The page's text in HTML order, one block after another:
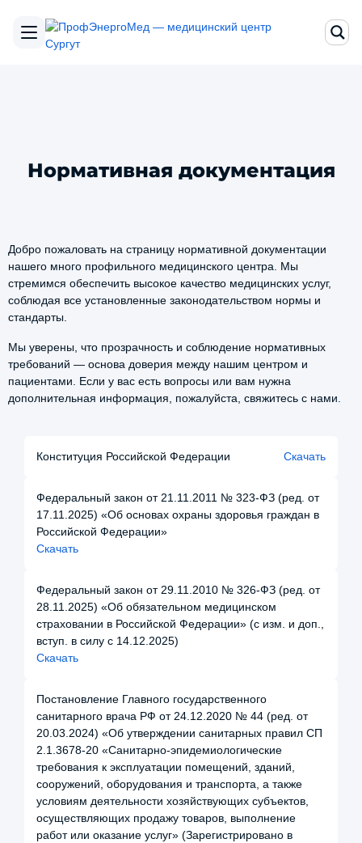
Нормативная документация
Добро пожаловать на страницу нормативной документации
нашего много профильного медицинского центра. Мы
стремимся обеспечить высокое качество медицинских услуг,
соблюдая все установленные законодательством нормы и
стандарты.
Мы уверены, что прозрачность и соблюдение нормативных
требований — основа доверия между нашим центром и
пациентами. Если у вас есть вопросы или вам нужна
дополнительная информация, пожалуйста, свяжитесь с нами.
Конституция Российской Федерации Скачать
Федеральный закон от 21.11.2011 № 323-ФЗ (ред. от
17.11.2025) «Об основах охраны здоровья граждан в
Российской Федерации»
Скачать
Федеральный закон от 29.11.2010 № 326-ФЗ (ред. от
28.11.2025) «Об обязательном медицинском
страховании в Российской Федерации» (с изм. и доп.,
вступ. в силу с 14.12.2025)
Скачать
Постановление Главного государственного
санитарного врача РФ от 24.12.2020 № 44 (ред. от
20.03.2024) «Об утверждении санитарных правил СП
2.1.3678-20 «Санитарно-эпидемиологические
требования к эксплуатации помещений, зданий,
сооружений, оборудования и транспорта, а также
условиям деятельности хозяйствующих субъектов,
осуществляющих продажу товаров, выполнение
работ или оказание услуг» (Зарегистрировано в